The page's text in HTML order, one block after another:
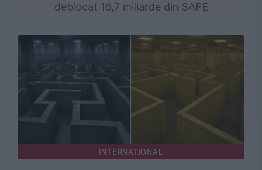
deblocat 16,7 miliarde din SAFE
INTERNATIONAL